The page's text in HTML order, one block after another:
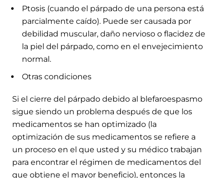
Ptosis (cuando el párpado de una persona está
parcialmente caído). Puede ser causada por
debilidad muscular, daño nervioso o flacidez de
la piel del párpado, como en el envejecimiento
normal.
Otras condiciones
Si el cierre del párpado debido al blefaroespasmo
sigue siendo un problema después de que los
medicamentos se han optimizado (la
optimización de sus medicamentos se refiere a
un proceso en el que usted y su médico trabajan
para encontrar el régimen de medicamentos del
que obtiene el mayor beneficio), entonces la